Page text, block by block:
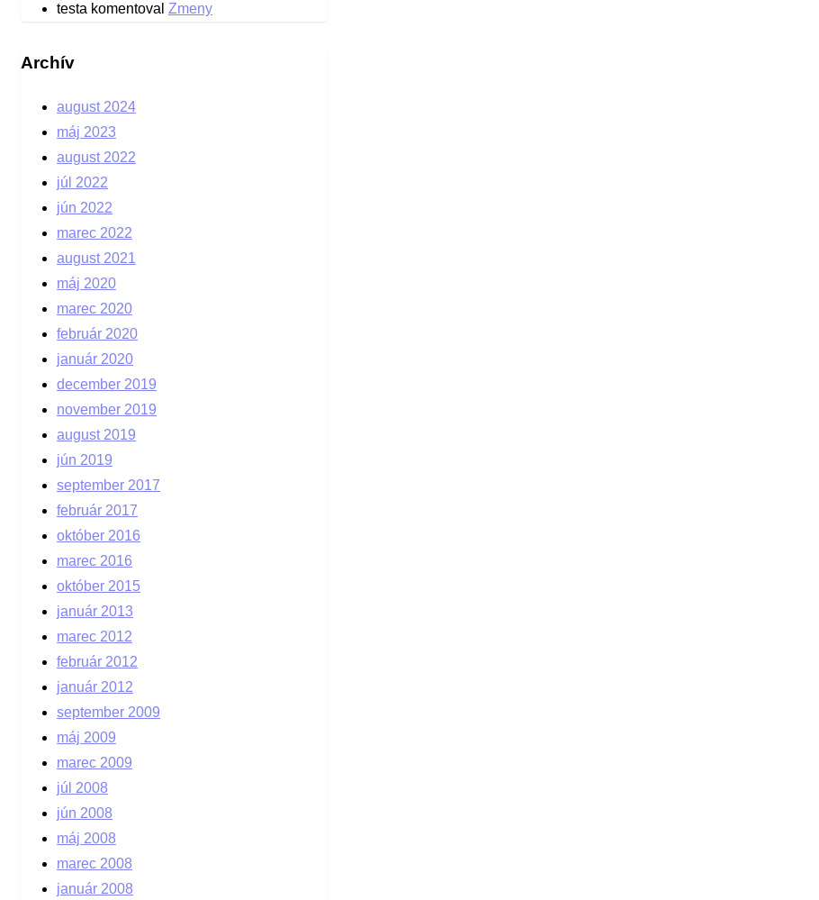
testa komentoval Zmeny
Archív
august 2024
máj 2023
august 2022
júl 2022
jún 2022
marec 2022
august 2021
máj 2020
marec 2020
február 2020
január 2020
december 2019
november 2019
august 2019
jún 2019
september 2017
február 2017
október 2016
marec 2016
október 2015
január 2013
marec 2012
február 2012
január 2012
september 2009
máj 2009
marec 2009
júl 2008
jún 2008
máj 2008
marec 2008
január 2008